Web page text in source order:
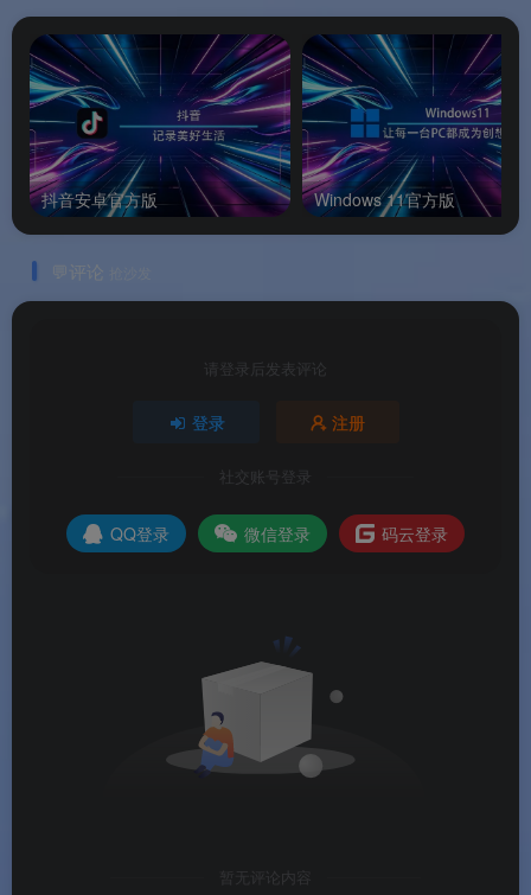
🔒分享链接加密保护：分享链接可以设置密码或访
问限制，隐私安全有保障。
软件特色
度整合，家庭影音体验全面升级
手机就是遥控器
：不用专门开电脑，手机上就
连云，怎么方便怎么来。
：PowerPlayer App本身免费下载
抖音安卓官方版 Windows 11官方版
💬评论
请登录后发表评论
登录 注册
社交账号登录
QQ登录 微信登录 码云登录
暂无评论内容